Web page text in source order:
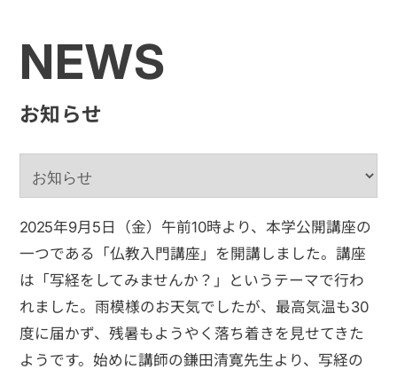
NEWS
お知らせ
2025年9月5日（金）午前10時より、本学公開講座の
一つである「仏教入門講座」を開講しました。講座
は「写経をしてみませんか？」というテーマで行わ
れました。雨模様のお天気でしたが、最高気温も30
度に届かず、残暑もようやく落ち着きを見せてきた
ようです。始めに講師の鎌田清寛先生より、写経の